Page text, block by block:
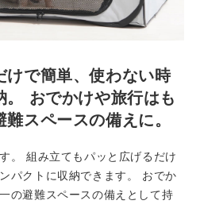
けで簡単、使わない時
。 おでかけや旅行はも
スペースの備えに。
。 組み立てもパッと広げるだけ
パクトに収納できます。 おでか
の避難スペースの備えとして持